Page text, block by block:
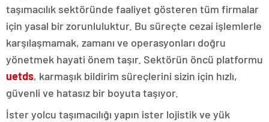
taşımacılık sektöründe faaliyet gösteren tüm firmalar
için yasal bir zorunluluktur. Bu süreçte cezai işlemlerle
karşılaşmamak, zamanı ve operasyonları doğru
yönetmek hayati önem taşır. Sektörün öncü platformu
uetds, karmaşık bildirim süreçlerini sizin için hızlı,
güvenli ve hatasız bir boyuta taşıyor.
İster yolcu taşımacılığı yapın ister lojistik ve yük